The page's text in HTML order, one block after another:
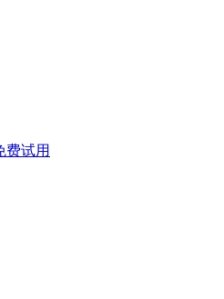
费试用